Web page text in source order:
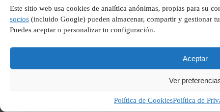
Este sitio web usa cookies de analítica anónimas, propias para su
socios (incluido Google) pueden almacenar, compartir y gestionar
Puedes aceptar o personalizar tu configuración.
Aceptar
Ver
Política de CookiesPolítica de
El resurgir de la sastrería a medida como la inversión
definitiva para la identidad laboral
arquitectos en Elche
instalador de toldos en Ibizia
energética de las viviendas madrileñas
Valencia redefine la vivienda mediterránea: más luz,
materiales naturales y espacios pensados para vivir mejor
mediante el render y la fotografía